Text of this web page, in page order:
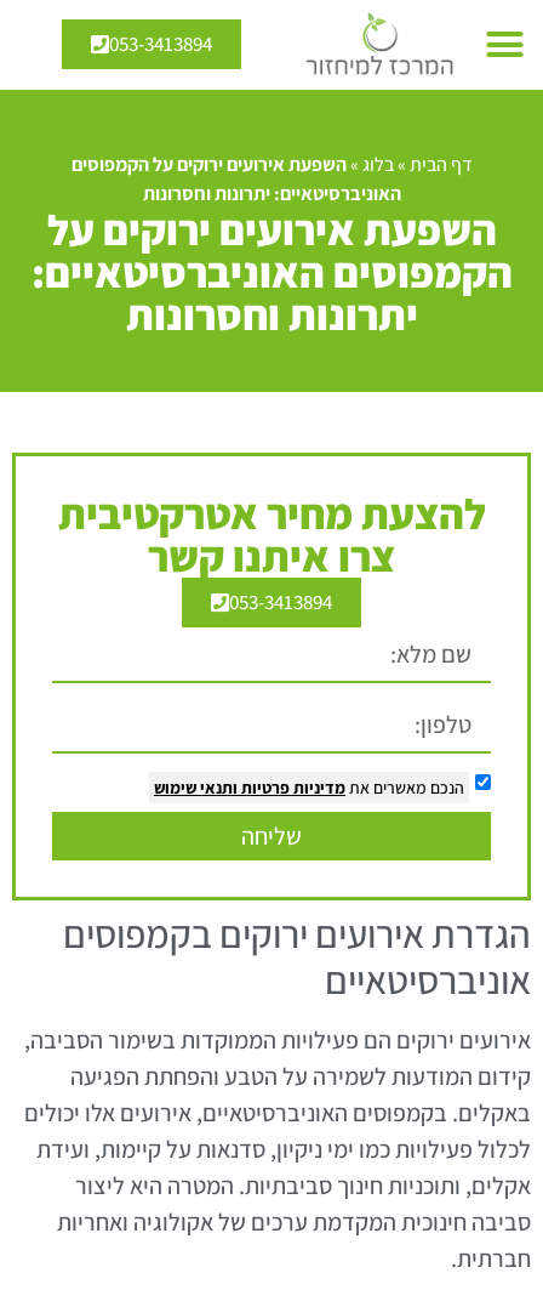
053-3413894
דף הבית»בלוג»השפעת אירועים ירוקים על הקמפוסים
האוניברסיטאיים: יתרונות וחסרונות
השפעת אירועים ירוקים על
הקמפוסים האוניברסיטאיים:
יתרונות וחסרונות
להצעת מחיר אטרקטיבית
צרו איתנו קשר
053-3413894
הנכם מאשרים את מדיניות פרטיות ותנאי שימוש
שליחה
הגדרת אירועים ירוקים בקמפוסים
אוניברסיטאיים
אירועים ירוקים הם פעילויות הממוקדות בשימור הסביבה,
קידום המודעות לשמירה על הטבע והפחתת הפגיעה
באקלים. בקמפוסים האוניברסיטאיים, אירועים אלו יכולים
לכלול פעילויות כמו ימי ניקיון, סדנאות על קיימות, ועידת
אקלים, ותוכניות חינוך סביבתיות. המטרה היא ליצור
סביבה חינוכית המקדמת ערכים של אקולוגיה ואחריות
חברתית.